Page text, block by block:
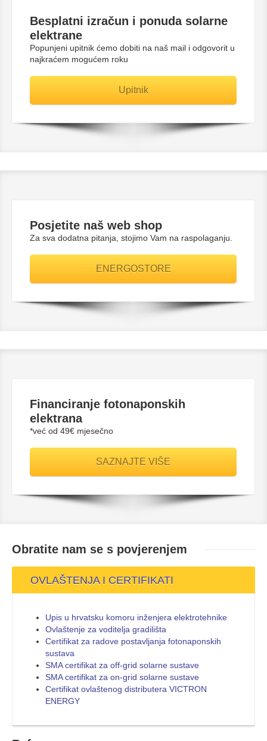
Besplatni izračun i ponuda solarne
elektrane
Popunjeni upitnik ćemo dobiti na naš mail i odgovorit u
najkraćem mogućem roku
Upitnik
Posjetite naš web shop
Za sva dodatna pitanja, stojimo Vam na raspolaganju.
ENERGOSTORE
Financiranje fotonaponskih
elektrana
*već od 49€ mjesečno
SAZNAJTE VIŠE
Obratite nam se s povjerenjem
OVLAŠTENJA I CERTIFIKATI
Upis u hrvatsku komoru inženjera elektrotehnike
Ovlaštenje za voditelja gradilišta
Certifikat za radove postavljanja fotonaponskih
sustava
SMA certifikat za off-grid solarne sustave
SMA certifikat za on-grid solarne sustave
Certifikat ovlaštenog distributera VICTRON
ENERGY